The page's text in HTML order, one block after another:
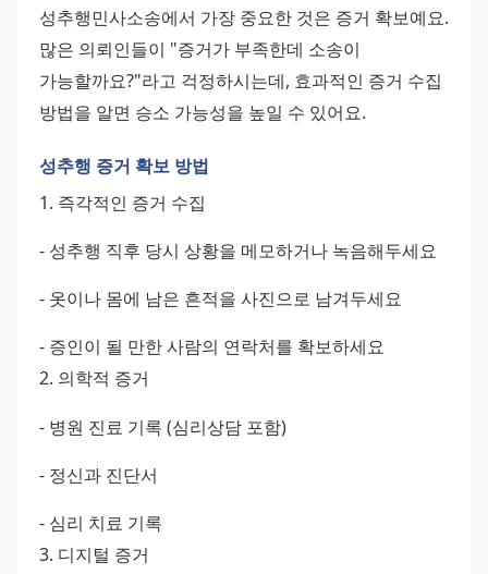
성추행민사소송에서 가장 중요한 것은 증거 확보예요.
많은 의뢰인들이 "증거가 부족한데 소송이
가능할까요?"라고 걱정하시는데, 효과적인 증거 수집
방법을 알면 승소 가능성을 높일 수 있어요.
성추행 증거 확보 방법
1. 즉각적인 증거 수집
- 성추행 직후 당시 상황을 메모하거나 녹음해두세요
- 옷이나 몸에 남은 흔적을 사진으로 남겨두세요
- 증인이 될 만한 사람의 연락처를 확보하세요
2. 의학적 증거
- 병원 진료 기록 (심리상담 포함)
- 정신과 진단서
- 심리 치료 기록
3. 디지털 증거